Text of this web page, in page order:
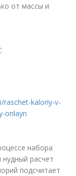
от массы и
kaloriy-v-
onlayn
набора
расчет
подсчитает